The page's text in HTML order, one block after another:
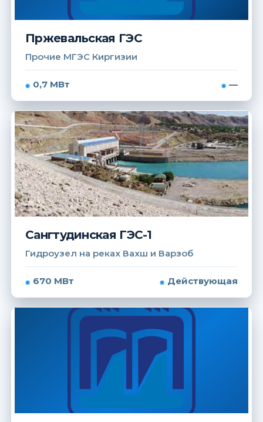
Пржевальская ГЭС
Прочие МГЭС Киргизии
0,7 МВт —
Сангтудинская ГЭС-1
Гидроузел на реках Вахш и Варзоб
670 МВт Действующая